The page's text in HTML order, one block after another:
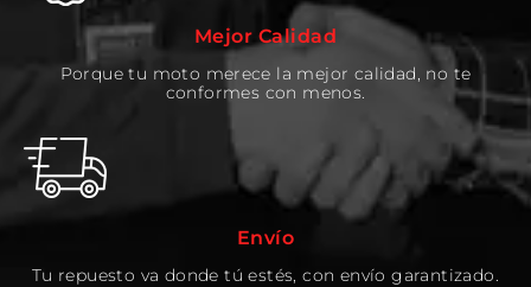
Mejor Calidad
Porque tu moto merece la mejor calidad, no te
conformes con menos.
Envío
Tu repuesto va donde tú estés, con envío garantizado.